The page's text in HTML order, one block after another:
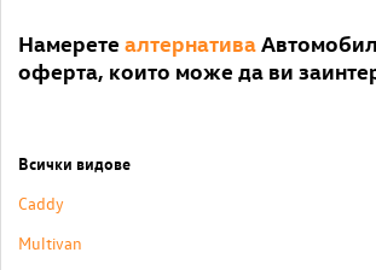
Намерете алтернатива
оферта, които може да ви
Всички видове
Caddy
Multivan